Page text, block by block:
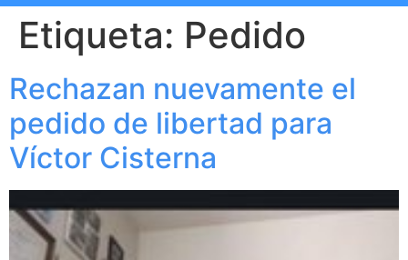
Etiqueta: Pedido
Rechazan nuevamente el
pedido de libertad para
Víctor Cisterna